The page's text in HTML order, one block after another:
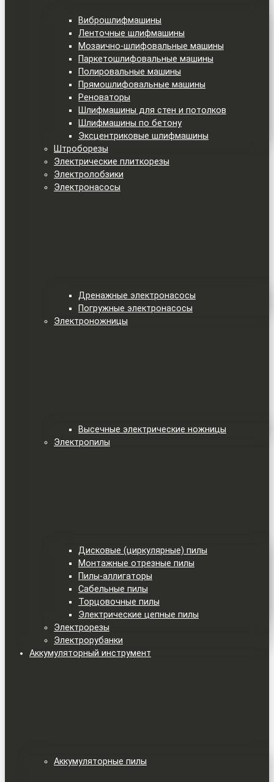
Виброшлифмашины
Ленточные шлифмашины
Мозаично-шлифовальные машины
Паркетошлифовальные машины
Полировальные машины
Прямошлифовальные машины
Реноваторы
Шлифмашины для стен и потолков
Шлифмашины по бетону
Эксцентриковые шлифмашины
Штроборезы
Электрические плиткорезы
Электролобзики
Электронасосы
Дренажные электронасосы
Погружные электронасосы
Электроножницы
Высечные электрические ножницы
Электропилы
Дисковые (циркулярные) пилы
Монтажные отрезные пилы
Пилы-аллигаторы
Сабельные пилы
Торцовочные пилы
Электрические цепные пилы
Электрорезы
Электрорубанки
Аккумуляторный инструмент
Аккумуляторные пилы